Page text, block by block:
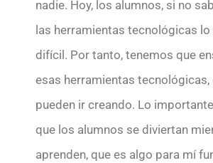
nadie. Hoy, los alumnos, si no
las herramientas tecnológicas
difícil. Por tanto, tenemos que
esas herramientas tecnológicas,
pueden ir creando. Lo
que los alumnos se diviertan
aprenden, que es algo para mí